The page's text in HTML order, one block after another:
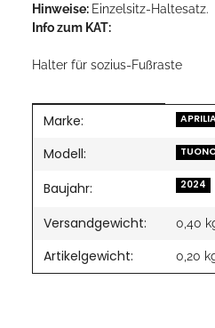
Hinweise: Einzelsitz-Haltesatz.
Info zum KAT:
Halter für sozius-Fußraste
Produkteigenschaft
Wert
Marke: APRILIA
Modell:
Baujahr: 2024
Versandgewicht: 0,40
Artikelgewicht: 0,20